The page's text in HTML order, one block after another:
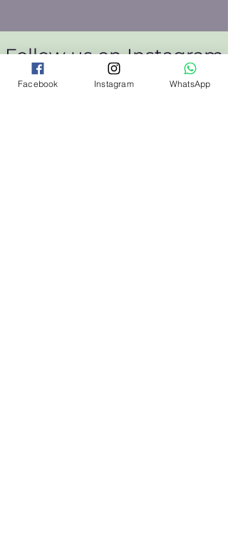
Follow us on Instagram
#wix
@wix
Facebook Instagram WhatsApp